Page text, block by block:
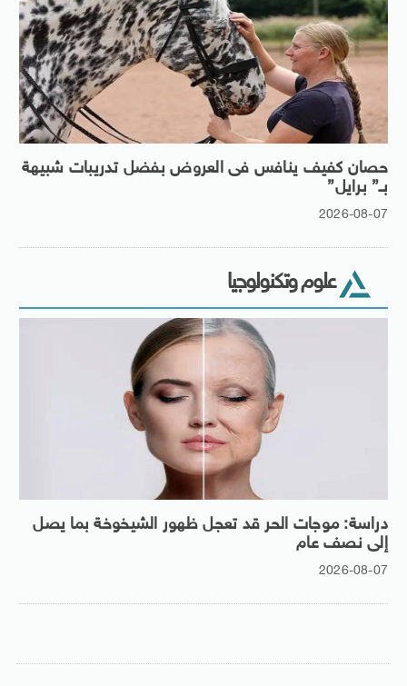
حصان كفيف ينافس فى العروض بفضل تدريبات شبيهة
بـ” برايل”
2026-08-07
علوم وتكنولوجيا
دراسة: موجات الحر قد تعجل ظهور الشيخوخة بما يصل
إلى نصف عام
2026-08-07